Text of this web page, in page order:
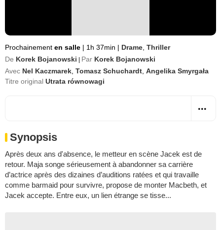
Prochainement en salle | 1h 37min | Drame Thriller
De Korek Bojanowski Par Korek Bojanowski
Avec Nel Kaczmarek Tomasz Schuchardt Angelika Smyrgała
Titre original Utrata równowagi
Synopsis
Après deux ans d'absence, le metteur en scène Jacek est de
retour. Maja songe sérieusement à abandonner sa carrière
d’actrice après des dizaines d’auditions ratées et qui travaille
comme barmaid pour survivre, propose de monter Macbeth, et
Jacek accepte. Entre eux, un lien étrange se tisse...